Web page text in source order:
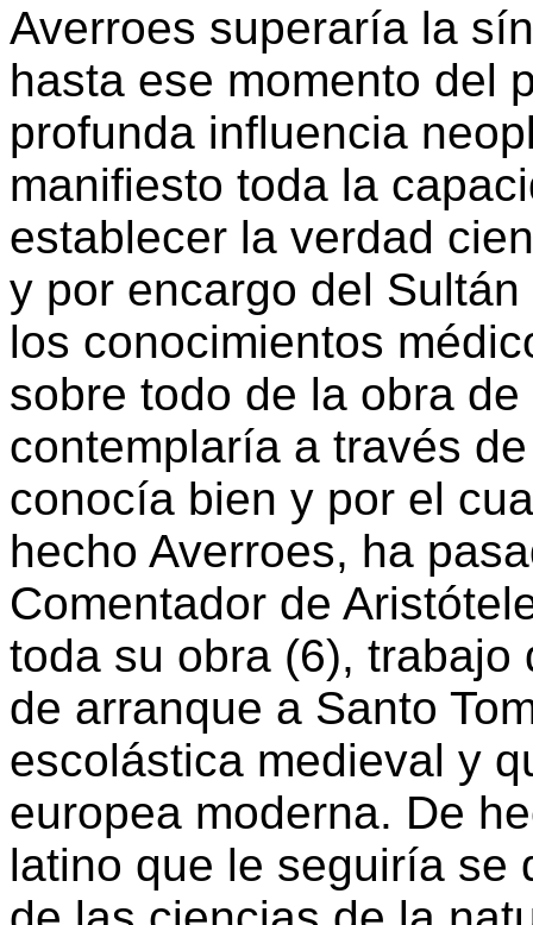
Averroes superaría la
hasta ese momento del
profunda influencia
manifiesto toda la
establecer la verdad
y por encargo del
los conocimientos
sobre todo de la obra
contemplaría a través
conocía bien y por el
hecho Averroes, ha
Comentador de
toda su obra (6),
de arranque a Santo
escolástica medieval y
europea moderna. De
latino que le seguiría se